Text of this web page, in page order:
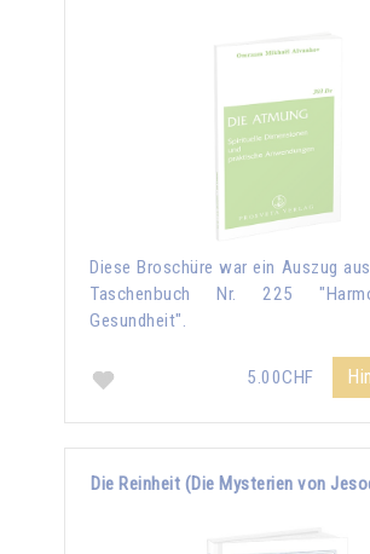
Diese Broschüre war ein Auszug
Taschenbuch Nr. 225
Gesundheit".
5.00CHF
Die Reinheit (Die Mysterien von